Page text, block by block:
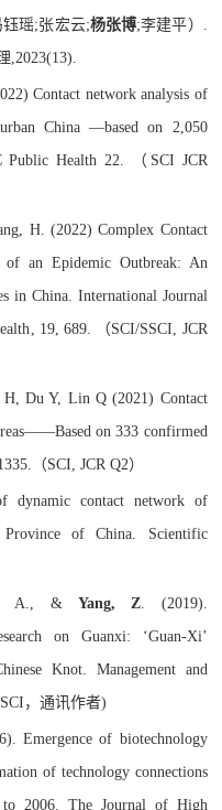
钰瑶;张宏云;杨张博;李建平）
,2023(13).
Contact network analysis of
China —based on 2,050
Public Health 22.
（ SCI JCR
H. (2022) Complex Contact
an Epidemic Outbreak: An
in China. International Journal
19, 689.
（SCI/SSCI, JCR
H, Du Y, Lin Q (2021) Contact
on 333 confirmed
（SCI, JCR Q2）
dynamic contact network of
of China. Scientific
A., & Yang, Z . (2019).
on Guanxi: ‘Guan-Xi’
Knot. Management and
，通讯作者)
Emergence of biotechnology
of technology connections
2006. The Journal of High